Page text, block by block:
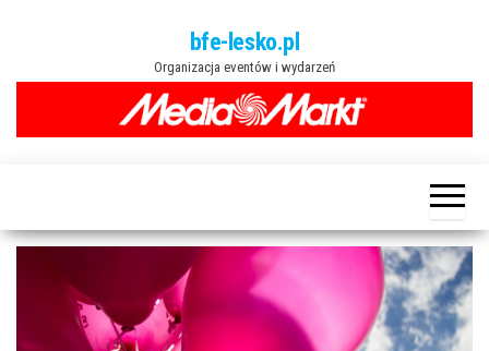
bfe-lesko.pl
Organizacja eventów i wydarzeń